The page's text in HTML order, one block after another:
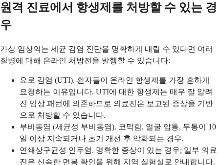
원격 진료에서 항생제를 처방할 수 있는 경
우
가상 임상의는 세균 감염 진단을 명확하게 내릴 수 있다면 여러
질병에 대해 온라인 처방전을 발행할 수 있습니다:
요로 감염 (UTI). 환자들이 온라인 항생제를 가장 흔하게
요청하는 이유입니다. UTI에 대한 항생제는 매우 잘 알려
진 임상 패턴에 의존하므로 의료진은 보고된 증상을 기반
으로 처방할 수 있습니다.
부비동염 (세균성 부비동염). 코막힘, 얼굴 압통, 두통이 10
일 이상 지속되거나 초기 개선 후 악화되는 경우.
연쇄상구균성 인두염. 명확한 증상이 있는 경우; 일부 의료
진은 신속한 면봉 확인을 위해 지역 실험실로 안내합니다.